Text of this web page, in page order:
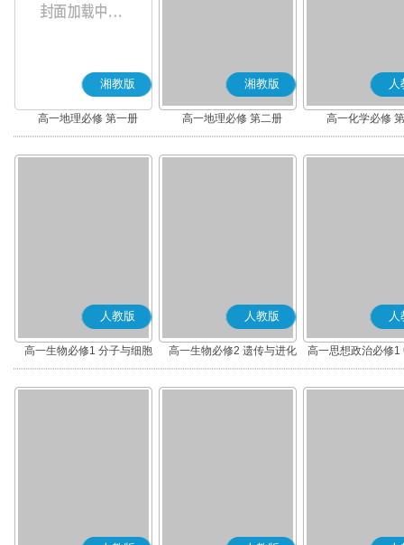
湘教版
高一地理必修 第一册
湘教版
高一地理必修 第二册
人
高一化学必修
人教版
高一生物必修1 分子与细胞
人教版
高一生物必修2 遗传与进化
人
高一思想政治必修1
社会主义(部